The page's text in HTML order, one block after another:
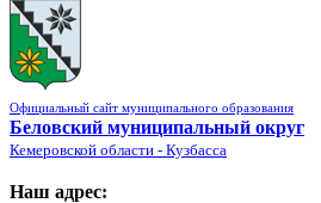
Официальный сайт муниципального образования
Беловский муниципальный округ
Кемеровской области - Кузбасса
Наш адрес: